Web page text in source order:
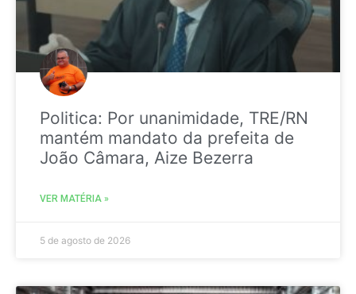
Politica: Por unanimidade, TRE/RN
mantém mandato da prefeita de
João Câmara, Aize Bezerra
VER MATÉRIA »
5 de agosto de 2026